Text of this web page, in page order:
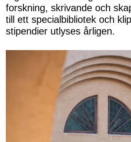
forskning, skrivande och
till ett specialbibliotek och
stipendier utlyses årligen.